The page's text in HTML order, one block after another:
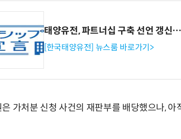
태양유전, 파트너십 구축 선언 갱신
[한국태양유전] 뉴스룸 바로가기>
가처분 신청 사건의 재판부를 배당했으나,